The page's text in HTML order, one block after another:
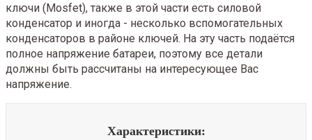
ключи (Mosfet), также в этой части есть силовой
конденсатор и иногда - несколько вспомогательных
конденсаторов в районе ключей. На эту часть подаётся
полное напряжение батареи, поэтому все детали
должны быть рассчитаны на интересующее Вас
напряжение.
Характеристики: